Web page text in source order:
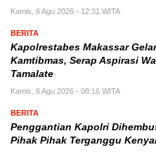
Kamis, 6 Agu 2026 - 12:31 WITA
BERITA
Kapolrestabes Makassar
Kamtibmas, Serap Aspirasi
Tamalate
Kamis, 6 Agu 2026 - 08:16 WITA
BERITA
Penggantian Kapolri
Pihak Pihak Terganggu